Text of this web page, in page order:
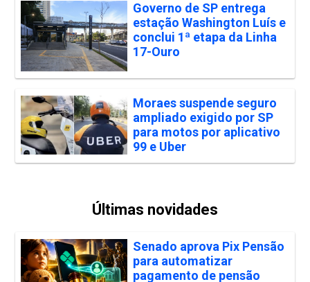
Governo de SP entrega
estação Washington Luís e
conclui 1ª etapa da Linha
17-Ouro
Moraes suspende seguro
ampliado exigido por SP
para motos por aplicativo
99 e Uber
Últimas novidades
Senado aprova Pix Pensão
para automatizar
pagamento de pensão